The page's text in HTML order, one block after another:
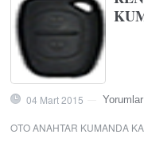
04 Mart 2015
OTO ANAHTAR KUMANDA